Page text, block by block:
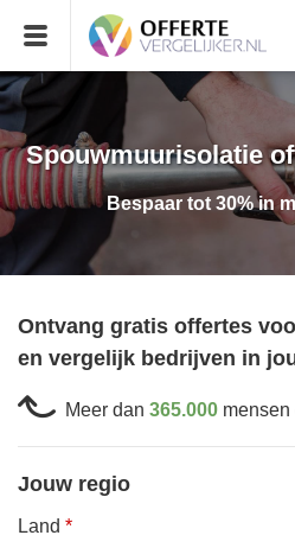
Spouwmuurisolatie
Bespaar tot 30% in
Ontvang gratis offertes
en vergelijk bedrijven in
Meer dan 365.000 mensen
Jouw regio
Land *